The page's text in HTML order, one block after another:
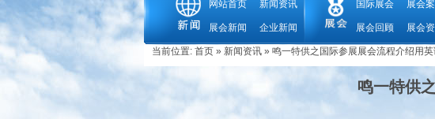
网站首页 新闻资讯
展会新闻 企业新闻
国际展会 展会
展会回顾 展会
当前位置: 首页 » 新闻资讯 » 鸣一特供之国际参展展会流程介绍用
鸣一特供